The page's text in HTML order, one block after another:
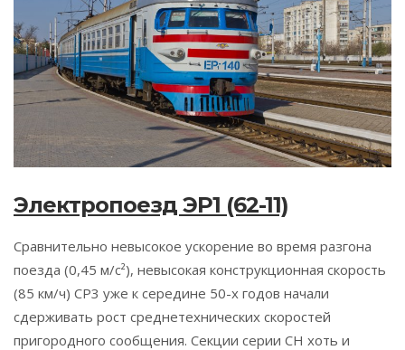
Электропоезд ЭР1 (62-11)
Сравнительно невысокое ускорение во время разгона
поезда (0,45 м/с²), невысокая конструкционная скорость
(85 км/ч) СР3 уже к середине 50-х годов начали
сдерживать рост среднетехнических скоростей
пригородного сообщения. Секции серии СН хоть и